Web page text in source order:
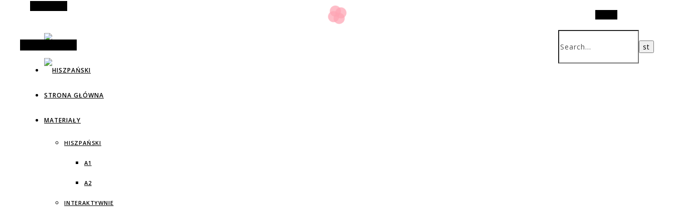
STRONA GŁÓWNA
MATERIAŁY
HISZPAŃSKI
A1
A2
INTERAKTYWNIE